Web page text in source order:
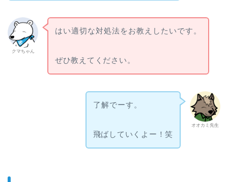
クマちゃん
はい適切な対処法をお教えしたいです。
ぜひ教えてください。
オオカミ先生
了解でーす。
飛ばしていくよー！笑